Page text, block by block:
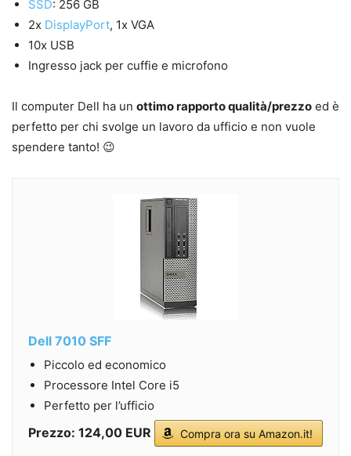
SSD: 256 GB
2x DisplayPort, 1x VGA
10x USB
Ingresso jack per cuffie e microfono
Il computer Dell ha un ottimo rapporto qualità/prezzo ed è
perfetto per chi svolge un lavoro da ufficio e non vuole
spendere tanto! 😉
Dell 7010 SFF
Piccolo ed economico
Processore Intel Core i5
Perfetto per l’ufficio
Prezzo: 124,00 EUR Compra ora su Amazon.it!